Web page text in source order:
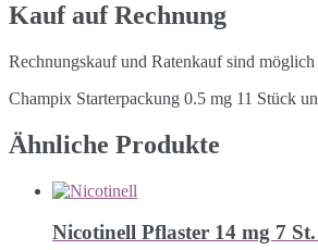
Kauf auf Rechnung
Rechnungskauf und Ratenkauf sind
Champix Starterpackung 0.5 mg 11 Stück
Ähnliche Produkte
Nicotinell Pflaster 14 mg 7